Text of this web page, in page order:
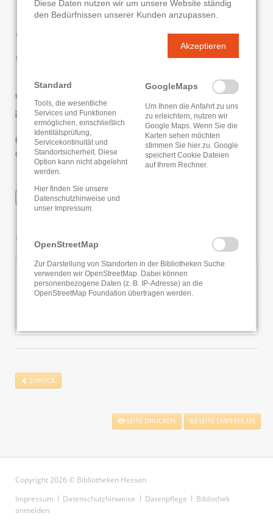
Kontaktdaten
Stadtbücherei Schwalmstadt-Treysa
34613 Schwalmstadt
06691/207-163
E-Mail senden
Website
Google Routenplaner
WLAN
Öffnungszeiten
Dienstag
13:30 - 16:00 Uhr
Mittwoch
08:30 - 12:00 Uhr
ZURÜCK
SEITE DRUCKEN SEITE EMPFEHLEN
Copyright 2026 © Bibliotheken Hessen
Navigation
überspringen
Impressum Datenschutzhinweise Datenpflege
Bibliothek
anmelden
Diese Daten nutzen wir um unsere Website ständig
den Bedürfnissen unserer Kunden anzupassen.
Akzeptieren
Standard
Tools, die wesentliche
Services und Funktionen
ermöglichen, einschließlich
Identitätsprüfung,
Servicekontinuität und
Standortsicherheit. Diese
Option kann nicht abgelehnt
werden.
Hier finden Sie unsere
Datenschutzhinweise und
unser Impressum
GoogleMaps
Um Ihnen die Anfahrt zu uns
zu erleichtern, nutzen wir
Google Maps. Wenn Sie die
Karten sehen möchten
stimmen Sie hier zu. Google
speichert Cookie Dateien
auf Ihrem Rechner.
OpenStreetMap
Zur Darstellung von Standorten in der Bibliotheken Suche
verwenden wir OpenStreetMap. Dabei können
personenbezogene Daten (z. B. IP-Adresse) an die
OpenStreetMap Foundation übertragen werden.